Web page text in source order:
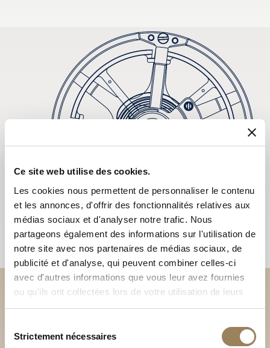
Ce site web utilise des cookies.
Les cookies nous permettent de personnaliser le contenu
et les annonces, d'offrir des fonctionnalités relatives aux
médias sociaux et d'analyser notre trafic. Nous
partageons également des informations sur l'utilisation de
notre site avec nos partenaires de médias sociaux, de
publicité et d'analyse, qui peuvent combiner celles-ci
avec d'autres informations que vous leur avez fournies
ou qu'ils ont collectées lors de votre utilisation de leurs
services.
duStrictement nécessaires
Découvrez nos collections
en Boutique